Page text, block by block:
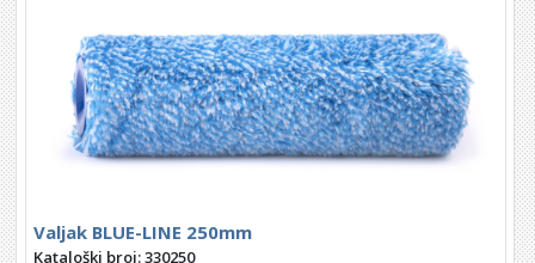
Valjak BLUE-LINE 250mm
Kataloški broj: 330250